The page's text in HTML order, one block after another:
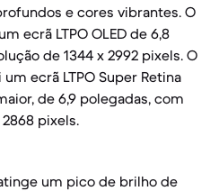
e cores vibrantes. O
ecrã LTPO OLED de 6,8
de 1344 x 2992 pixels. O
ecrã LTPO Super Retina
de 6,9 polegadas, com
pixels.
um pico de brilho de